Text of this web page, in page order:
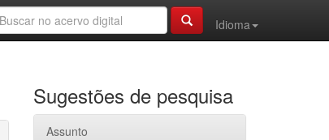
Idioma
Sugestões de pesquisa
Assunto